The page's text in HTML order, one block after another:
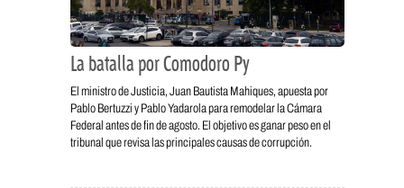
La batalla por Comodoro Py
El ministro de Justicia, Juan Bautista Mahiques, apuesta por
Pablo Bertuzzi y Pablo Yadarola para remodelar la Cámara
Federal antes de fin de agosto. El objetivo es ganar peso en el
tribunal que revisa las principales causas de corrupción.